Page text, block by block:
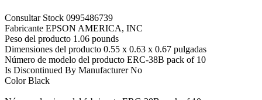
Consultar Stock 0995486739
Fabricante EPSON AMERICA, INC
Peso del producto 1.06 pounds
Dimensiones del producto 0.55 x 0.63 x 0.67 pulgadas
Número de modelo del producto ERC-38B pack of 10
Is Discontinued By Manufacturer No
Color Black